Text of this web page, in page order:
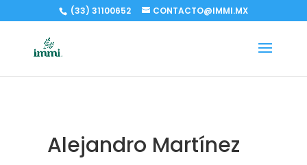
(33) 31100652 CONTACTO@IMMI.MX
Alejandro Martínez